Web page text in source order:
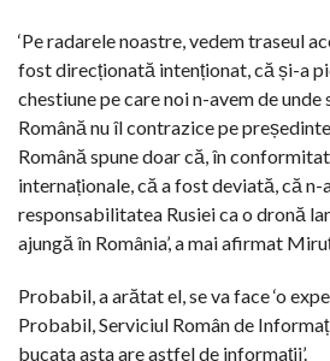
‘Pe radarele noastre, vedem traseul
fost direcționată intenționat, că și-a
chestiune pe care noi n-avem de
Română nu îl contrazice pe
Română spune doar că, în
internaționale, că a fost deviată, că
responsabilitatea Rusiei ca o dronă
ajungă în România’, a mai afirmat
Probabil, a arătat el, se va face ‘o
Probabil, Serviciul Român de
bucata asta are astfel de informații’.